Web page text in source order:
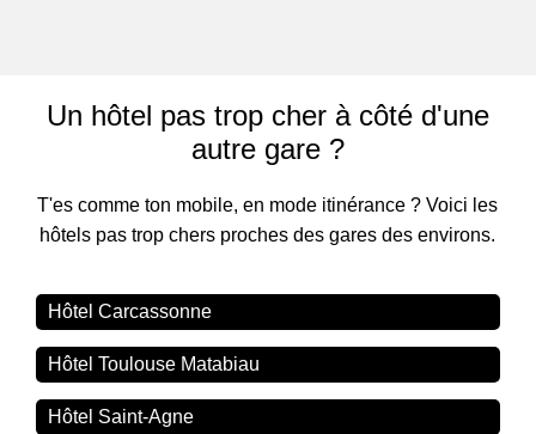
Un hôtel pas trop cher à côté d'une
autre gare ?
T'es comme ton mobile, en mode itinérance ? Voici les
hôtels pas trop chers proches des gares des environs.
Hôtel Carcassonne
Hôtel Toulouse Matabiau
Hôtel Saint-Agne